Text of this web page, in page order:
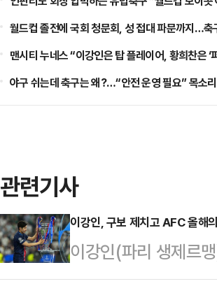
월드컵 졸전에 국회 청문회, 성 접대 파문까지…축
맨시티 누네스 “이강인은 탑 플레이어, 황희찬은 ‘
야구 쉬는데 축구는 왜?…“안전 운영 필요” 목소리
관련기사
이강인, 구보 제치고 AFC 올해
이강인(파리 생제르
17일(한국시각) 사우